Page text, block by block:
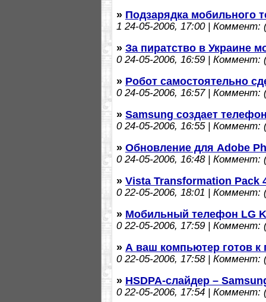
» Подзарядка мобильного
1 24-05-2006, 17:00 | Коммент:
» За пиратство в Украине
024-05-2006, 16:59 | Коммент:
» Робот самостоятельно
024-05-2006, 16:57 | Коммент:
» Samsung создает
024-05-2006, 16:55 | Коммент:
» Обновление для Adobe
024-05-2006, 16:48 | Коммент:
» Vista Transformation Pack
022-05-2006, 18:01 | Коммент:
» Мобильный телефон LG
022-05-2006, 17:59 | Коммент:
» А ваш компьютер готов к
022-05-2006, 17:58 | Коммент:
» HSDPA-слайдер –
022-05-2006, 17:54 | Коммент: